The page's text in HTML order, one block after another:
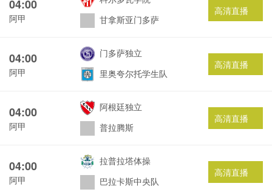
04:00
阿甲
甘拿斯亚门多萨
高清直播
04:00
阿甲
门多萨独立
里奥夸尔托学生队
高清直播
04:00
阿甲
阿根廷独立
普拉腾斯
高清直播
04:00
阿甲
拉普拉塔体操
巴拉卡斯中央队
高清直播